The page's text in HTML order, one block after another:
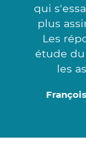
qui
plus
Les
étude
les